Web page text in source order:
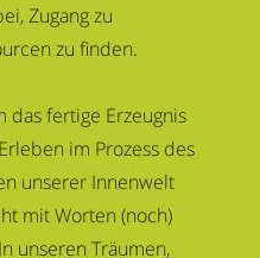
Zugang zu
zu finden.
das fertige Erzeugnis
im Prozess des
unserer Innenwelt
mit Worten (noch)
unseren Träumen,